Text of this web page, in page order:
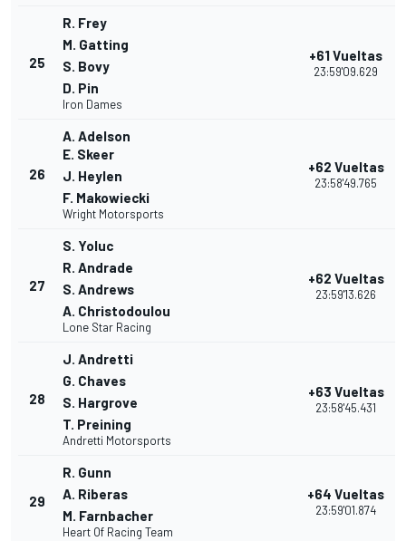
25
R. Frey
M. Gatting
S. Bovy
D. Pin
Iron Dames
+61 Vueltas
23:59'09.629
26
A. Adelson
E. Skeer
J. Heylen
F. Makowiecki
Wright Motorsports
+62 Vueltas
23:58'49.765
27
S. Yoluc
R. Andrade
S. Andrews
A. Christodoulou
Lone Star Racing
+62 Vueltas
23:59'13.626
28
J. Andretti
G. Chaves
S. Hargrove
T. Preining
Andretti Motorsports
+63 Vueltas
23:58'45.431
29
R. Gunn
A. Riberas
M. Farnbacher
Heart Of Racing Team
+64 Vueltas
23:59'01.874